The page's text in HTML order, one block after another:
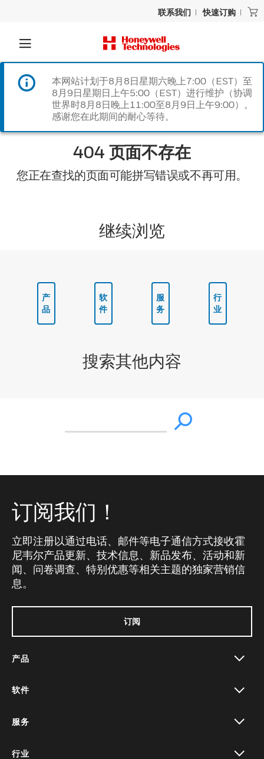
联系我们 快速订购
本网站计划于8月8日星期六晚上7:00（EST）至
8月9日星期日上午5:00（EST）进行维护（协调
世界时8月8日晚上11:00至8月9日上午9:00）。
感谢您在此期间的耐心等待。
404 页面不存在
您正在查找的页面可能拼写错误或不再可用。
继续浏览
产
品
软
件
服
务
行
业
搜索其他内容
订阅我们！
立即注册以通过电话、邮件等电子通信方式接收霍
尼韦尔产品更新、技术信息、新品发布、活动和新
闻、问卷调查、特别优惠等相关主题的独家营销信
息。
订阅
产品
软件
服务
行业